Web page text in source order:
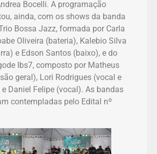
Bocelli. A programação
ainda, com os shows da banda
Bossa Jazz, formada por Carla
Oliveira (bateria), Kalebio Silva
e Edson Santos (baixo), e do
Ibs7, composto por Matheus
geral), Lori Rodrigues (vocal e
Daniel Felipe (vocal). As bandas
contempladas pelo Edital nº